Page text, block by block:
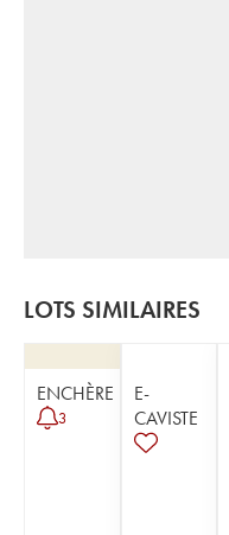
LOTS SIMILAIRES
ENCHÈRE
3
E-
CAVISTE